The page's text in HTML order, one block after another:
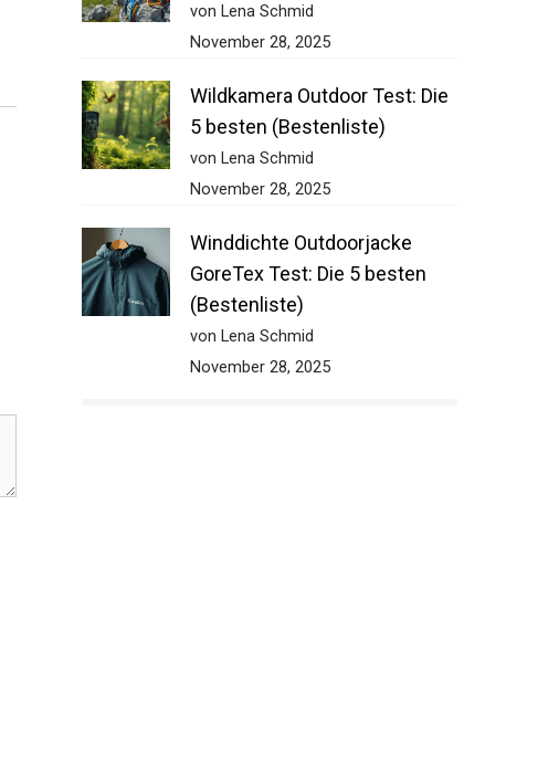
von Lena Schmid
November 28, 2025
Wildkamera Outdoor Test: Die
5 besten (Bestenliste)
von Lena Schmid
November 28, 2025
Winddichte Outdoorjacke
GoreTex Test: Die 5 besten
(Bestenliste)
von Lena Schmid
November 28, 2025